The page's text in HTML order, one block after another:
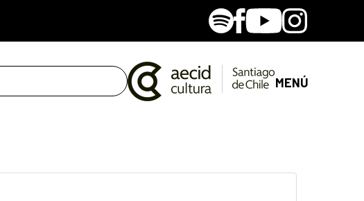
SpotifyFacebook
YoutubeInstagram
MENÚ